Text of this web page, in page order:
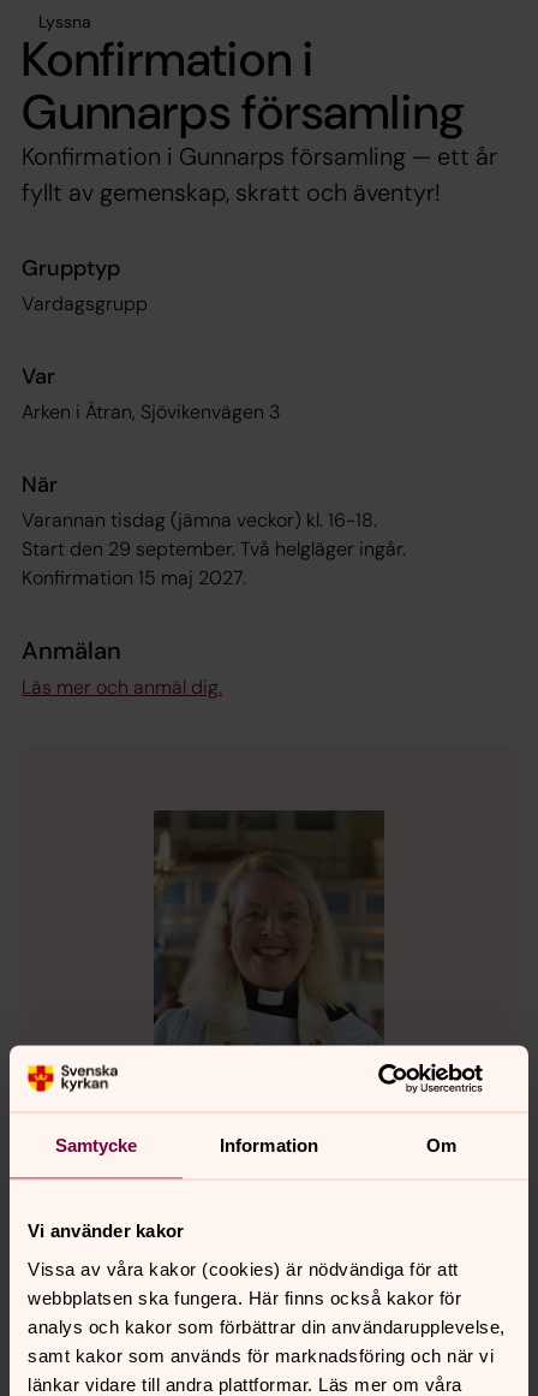
Samtycke Information Om
Vi använder kakor
Vissa av våra kakor (cookies) är nödvändiga för att
webbplatsen ska fungera. Här finns också kakor för
analys och kakor som förbättrar din användarupplevelse,
samt kakor som används för marknadsföring och när vi
länkar vidare till andra plattformar. Läs mer om våra
Lyssna
Konfirmation i
Gunnarps församling
Konfirmation i Gunnarps församling — ett år
fyllt av gemenskap, skratt och äventyr!
Grupptyp
Vardagsgrupp
Var
Arken i Ätran, Sjövikenvägen 3
När
Varannan tisdag (jämna veckor) kl. 16-18.
Start den 29 september. Två helgläger ingår.
Konfirmation 15 maj 2027.
Anmälan
Läs mer och anmäl dig.
Victoria Fridell
Direkt:
0346-372 14 SMS:
0724-65 32 71
E-post: victoria.fridell@svenskakyrkan.se
Mer om Victoria Fridell
Präst i Gunnarps församling